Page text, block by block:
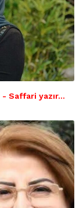
- Saffari yazır…